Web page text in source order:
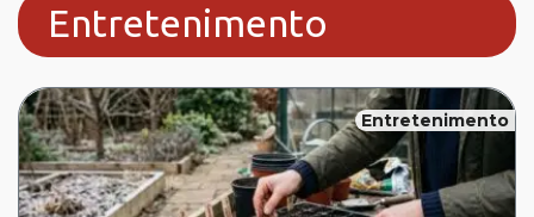
Entretenimento
Entretenimento